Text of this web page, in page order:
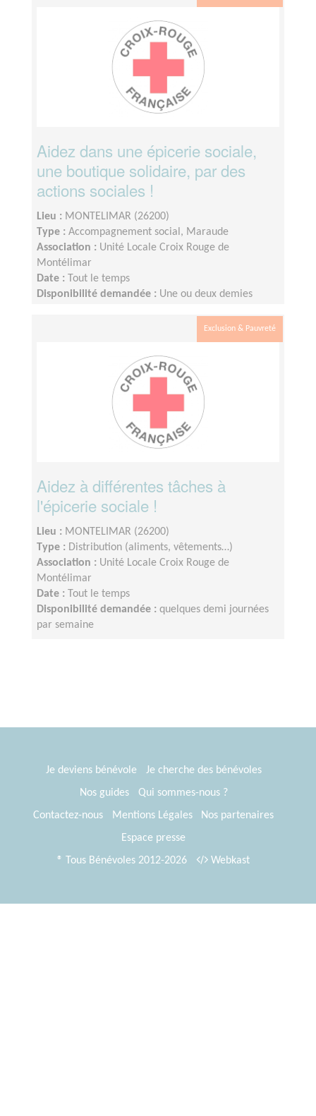
Aidez dans une épicerie sociale,
une boutique solidaire, par des
actions sociales !
Lieu : MONTELIMAR (26200)
Type : Accompagnement social, Maraude
Association : Unité Locale Croix Rouge de
Montélimar
Date :
Tout le temps
Disponibilité demandée : Une ou deux demies
Exclusion & Pauvreté
Aidez à différentes tâches à
l'épicerie sociale !
Lieu : MONTELIMAR (26200)
Type : Distribution (aliments, vêtements…)
Association : Unité Locale Croix Rouge de
Montélimar
Date :
Tout le temps
Disponibilité demandée : quelques demi journées
par semaine
Je deviens bénévole
Je cherche des bénévoles
Nos guides
Qui sommes-nous ?
Contactez-nous
Mentions Légales
Nos partenaires
Espace presse
® Tous Bénévoles 2012-2026
Webkast